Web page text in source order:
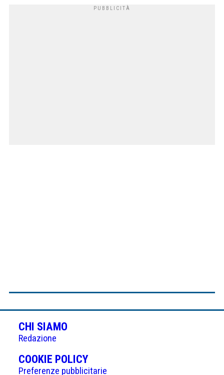
CHI SIAMO
Redazione
COOKIE POLICY(APRE
IN
Preferenze pubblicitarie